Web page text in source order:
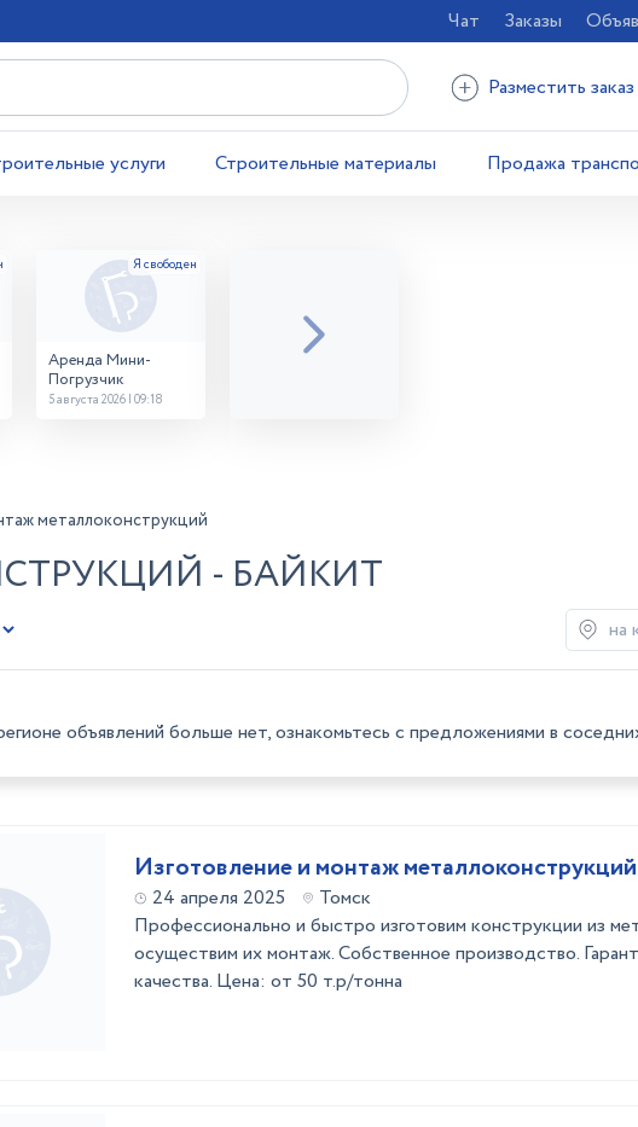
Чат Заказы
Разместить заказ
услуги Строительные материалы Продажа
Аренда Мини-
Погрузчик
5 августа 2026 | 09:18
металлоконструкций
- БАЙКИТ
на
объявлений больше нет, ознакомьтесь с предложениями в
Изготовление и монтаж металлоконструкций
24 апреля 2025
Томск
Профессионально и быстро изготовим конструкции из
осуществим их монтаж. Собственное производство.
качества. Цена: от 50 т.р/тонна